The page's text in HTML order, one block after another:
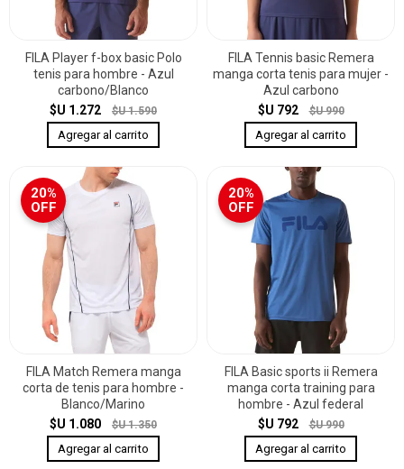
FILA Player f-box basic Polo
tenis para hombre - Azul
carbono/Blanco
$U 1.272
$U 1.590
FILA Tennis basic Remera
manga corta tenis para mujer -
Azul carbono
$U 792
$U 990
20%
OFF
FILA Match Remera manga
corta de tenis para hombre -
Blanco/Marino
$U 1.080
$U 1.350
20%
OFF
FILA Basic sports ii Remera
manga corta training para
hombre - Azul federal
$U 792
$U 990